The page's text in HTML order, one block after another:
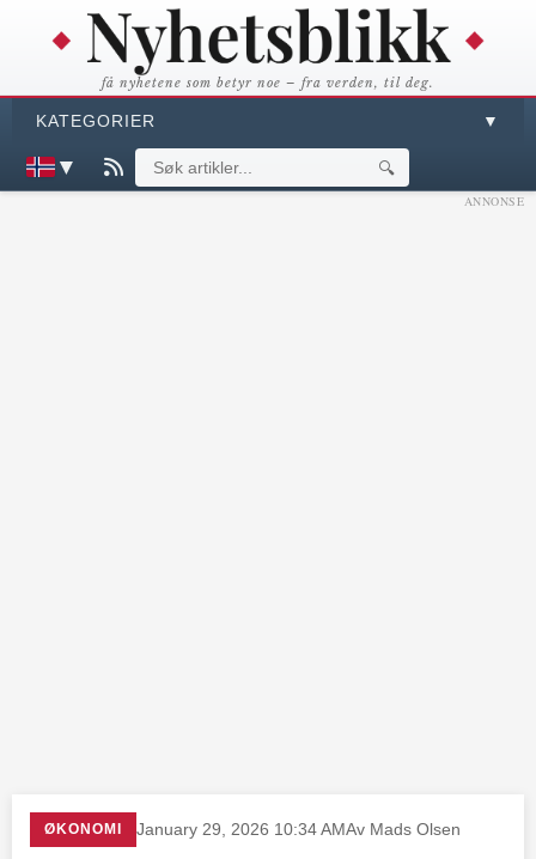
få nyhetene som betyr noe – fra verden, til deg.
KATEGORIER ▼
▼ 🔍
ANNONSE
ØKONOMI January 29, 2026 10:34 AMAv Mads Olsen